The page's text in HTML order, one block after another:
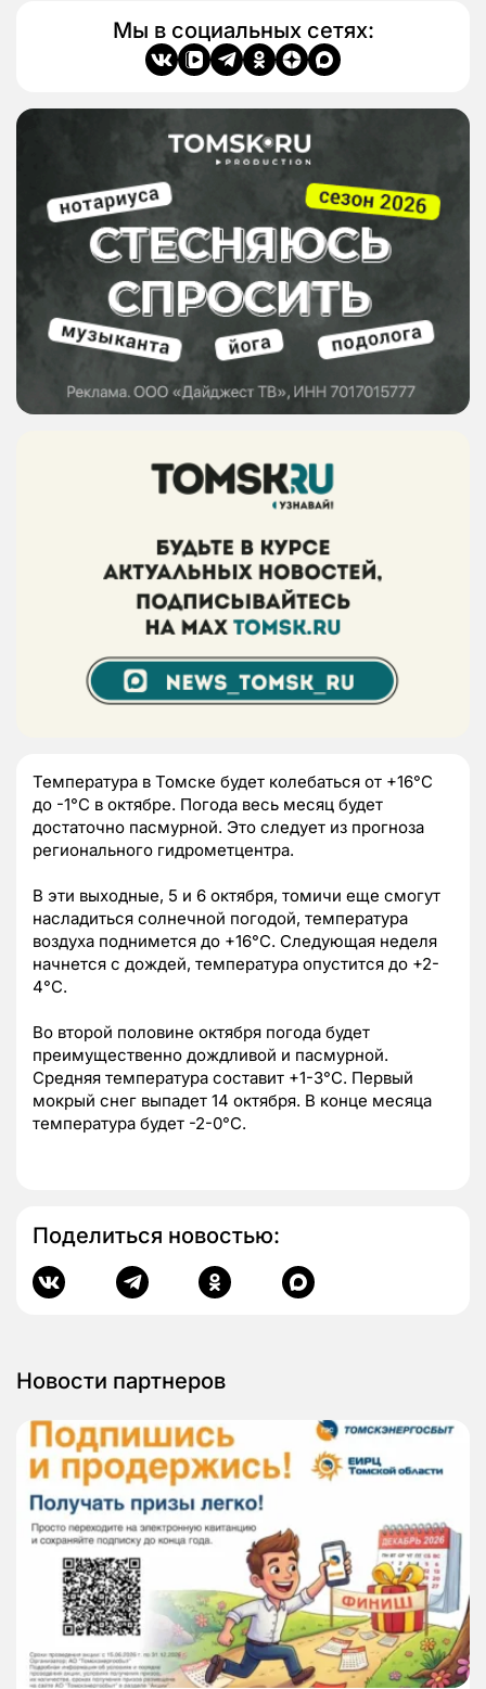
Мы в социальных сетях:
Температура в Томске будет колебаться от +16°C
до -1°C в октябре. Погода весь месяц будет
достаточно пасмурной. Это следует из прогноза
регионального гидрометцентра.
В эти выходные, 5 и 6 октября, томичи еще смогут
насладиться солнечной погодой, температура
воздуха поднимется до +16°C. Следующая неделя
начнется с дождей, температура опустится до +2-
4°C.
Во второй половине октября погода будет
преимущественно дождливой и пасмурной.
Средняя температура составит +1-3°C. Первый
мокрый снег выпадет 14 октября. В конце месяца
температура будет -2-0°C.
Поделиться новостью:
Новости партнеров